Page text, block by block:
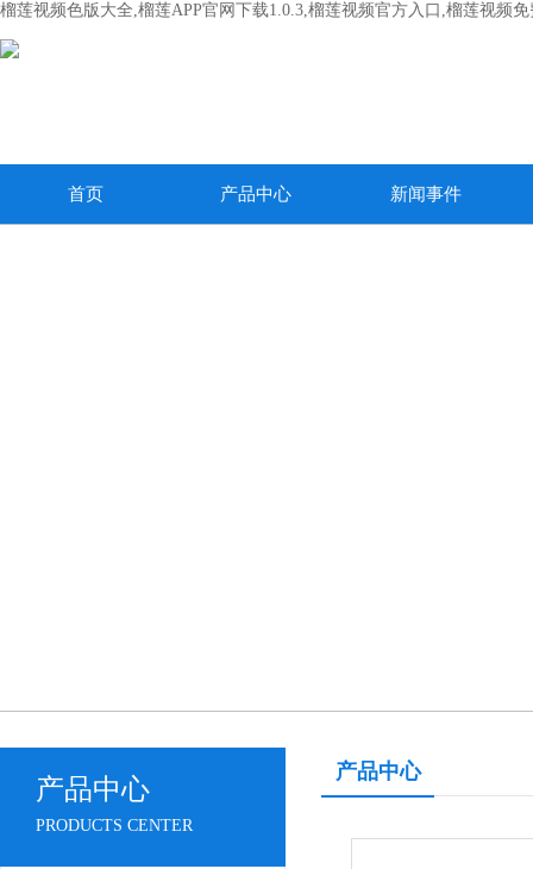
榴莲视频色版大全,榴莲APP官网下载1.0.3,榴莲视频官方入口,榴莲视频
首页 产品中心 新闻事件
产品中心
PRODUCTS CENTER
产品中心